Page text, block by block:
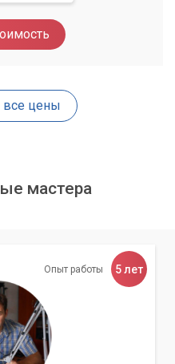
готова помочь вам в
обслуживанием.
сервис по
цены
мастера
Опыт работы 5 лет